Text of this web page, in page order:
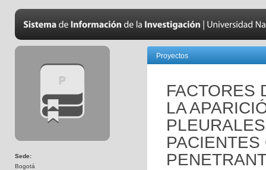
Sede:
Bogotá
Proyectos
FACTORES
LA